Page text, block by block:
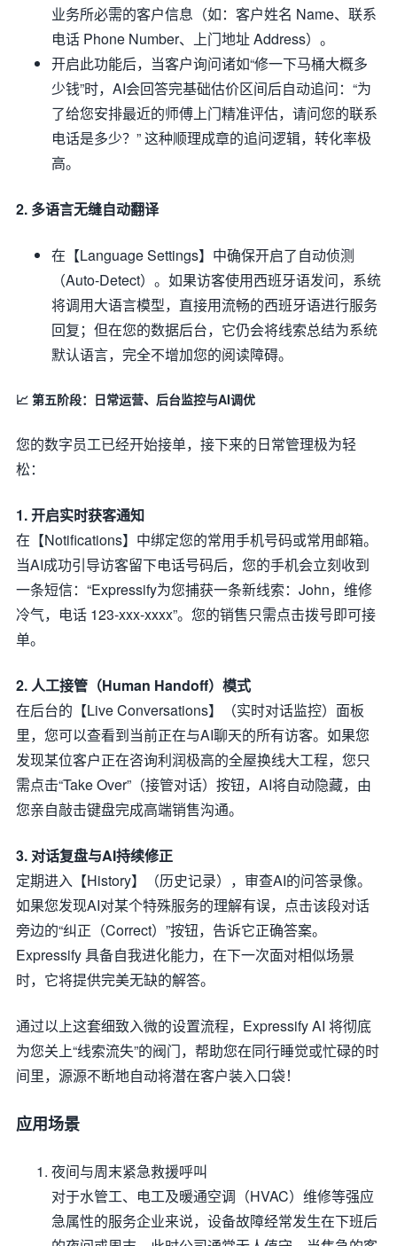
业务所必需的客户信息（如：客户姓名 Name、联系
电话 Phone Number、上门地址 Address）。
开启此功能后，当客户询问诸如“修一下马桶大概多
少钱”时，AI会回答完基础估价区间后自动追问：“为
了给您安排最近的师傅上门精准评估，请问您的联系
电话是多少？” 这种顺理成章的追问逻辑，转化率极
高。
2. 多语言无缝自动翻译
在【Language Settings】中确保开启了自动侦测
（Auto-Detect）。如果访客使用西班牙语发问，系统
将调用大语言模型，直接用流畅的西班牙语进行服务
回复；但在您的数据后台，它仍会将线索总结为系统
默认语言，完全不增加您的阅读障碍。
📈 第五阶段：日常运营、后台监控与AI调优
您的数字员工已经开始接单，接下来的日常管理极为轻
松：
1. 开启实时获客通知
在【Notifications】中绑定您的常用手机号码或常用邮箱。
当AI成功引导访客留下电话号码后，您的手机会立刻收到
一条短信：“Expressify为您捕获一条新线索：John，维修
冷气，电话 123-xxx-xxxx”。您的销售只需点击拨号即可接
单。
2. 人工接管（Human Handoff）模式
在后台的【Live Conversations】（实时对话监控）面板
里，您可以查看到当前正在与AI聊天的所有访客。如果您
发现某位客户正在咨询利润极高的全屋换线大工程，您只
需点击“Take Over”（接管对话）按钮，AI将自动隐藏，由
您亲自敲击键盘完成高端销售沟通。
3. 对话复盘与AI持续修正
定期进入【History】（历史记录），审查AI的问答录像。
如果您发现AI对某个特殊服务的理解有误，点击该段对话
旁边的“纠正（Correct）”按钮，告诉它正确答案。
Expressify 具备自我进化能力，在下一次面对相似场景
时，它将提供完美无缺的解答。
通过以上这套细致入微的设置流程，Expressify AI 将彻底
为您关上“线索流失”的阀门，帮助您在同行睡觉或忙碌的时
间里，源源不断地自动将潜在客户装入口袋！
应用场景
夜间与周末紧急救援呼叫
对于水管工、电工及暖通空调（HVAC）维修等强应
急属性的服务企业来说，设备故障经常发生在下班后